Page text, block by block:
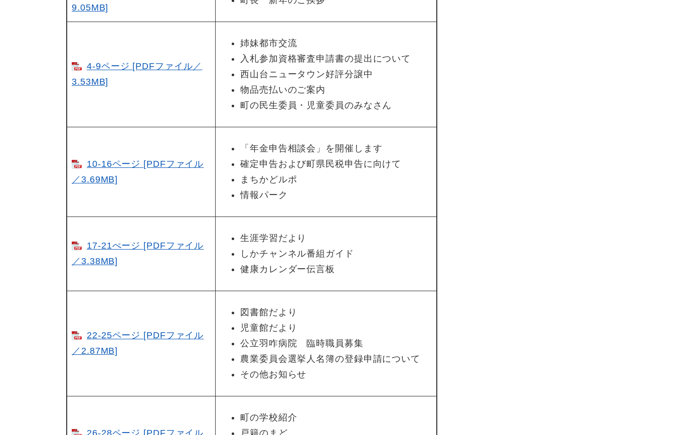
9.05MB]
4-9ページ [PDFファイル／
3.53MB]
姉妹都市交流
入札参加資格審査申請書の提出について
西山台ニュータウン好評分譲中
物品売払いのご案内
町の民生委員・児童委員のみなさん
10-16ページ [PDFファイル
／3.69MB]
「年金申告相談会」を開催します
確定申告および町県民税申告に向けて
まちかどルポ
情報パーク
17-21ぺージ [PDFファイル
／3.38MB]
生涯学習だより
しかチャンネル番組ガイド
健康カレンダー伝言板
22-25ページ [PDFファイル
／2.87MB]
図書館だより
児童館だより
公立羽咋病院 臨時職員募集
農業委員会選挙人名簿の登録申請について
その他お知らせ
町の学校紹介